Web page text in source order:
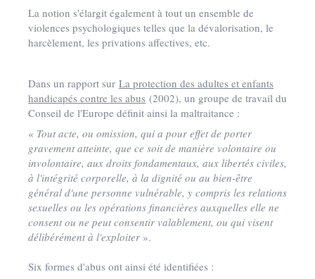
La notion s'élargit également à tout un ensemble de
violences psychologiques telles que la dévalorisation, le
harcèlement, les privations affectives, etc.
Dans un rapport sur La protection des adultes et enfants
handicapés contre les abus (2002), un groupe de travail du
Conseil de l'Europe définit ainsi la maltraitance :
« Tout acte, ou omission, qui a pour effet de porter
gravement atteinte, que ce soit de manière volontaire ou
involontaire, aux droits fondamentaux, aux libertés civiles,
à l'intégrité corporelle, à la dignité ou au bien-être
général d'une personne vulnérable, y compris les relations
sexuelles ou les opérations financières auxquelles elle ne
consent ou ne peut consentir valablement, ou qui visent
délibérément à l'exploiter ».
Six formes d'abus ont ainsi été identifiées :